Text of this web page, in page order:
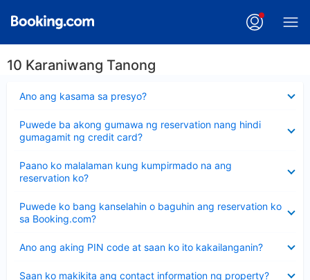
10 Karaniwang Tanong
Ano ang kasama sa presyo?
ang
Puwede ba akong gumawa ng reservation nang hindi
gumagamit ng credit card?
ang
sagot
Paano ko malalaman kung kumpirmado na ang
reservation ko?
ang
sagot
Puwede ko bang kanselahin o baguhin ang reservation ko
sa Booking.com?
ang
sagot
Ano ang aking PIN code at saan ko ito kakailanganin?
ang
Saan ko makikita ang contact information ng property?